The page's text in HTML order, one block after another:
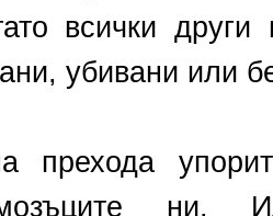
всички
убивани или
прехода
ни.